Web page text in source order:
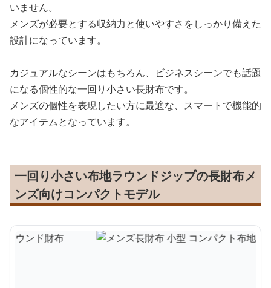
いません。
メンズが必要とする収納力と使いやすさをしっかり備えた
設計になっています。
カジュアルなシーンはもちろん、ビジネスシーンでも話題
になる個性的な一回り小さい長財布です。
メンズの個性を表現したい方に最適な、スマートで機能的
なアイテムとなっています。
一回り小さい布地ラウンドジップの長財布メ
ンズ向けコンパクトモデル